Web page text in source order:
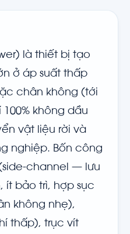
là thiết bị tạo
ở áp suất thấp
chân không (tới
không dầu
vật liệu rời và
nghiệp. Bốn công
channel — lưu
ít bảo trì, hợp sục
không nhẹ),
thấp), trục vít